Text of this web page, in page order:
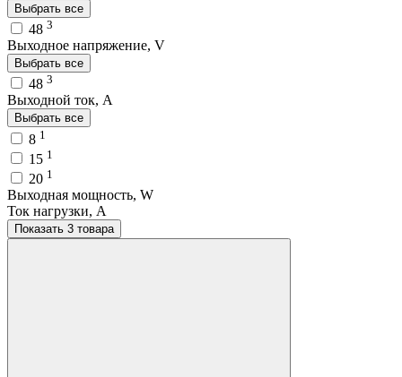
Выбрать все
48 3
Выходное напряжение, V
Выбрать все
48 3
Выходной ток, A
Выбрать все
8 1
15 1
20 1
Выходная мощность, W
Ток нагрузки, A
Показать 3 товара